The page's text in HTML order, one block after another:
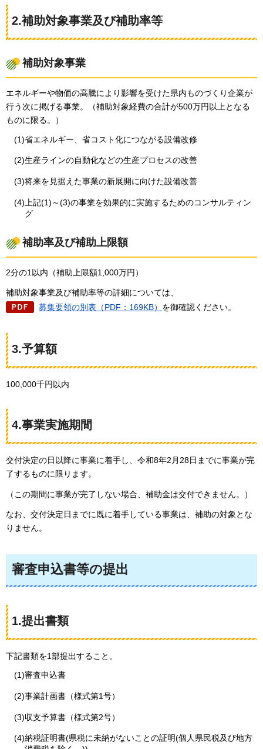
2.補助対象事業及び補助率等
補助対象事業
エネルギーや物価の高騰により影響を受けた県内ものづくり企業が
行う次に掲げる事業。（補助対象経費の合計が500万円以上となる
ものに限る。）
(1)省エネルギー、省コスト化につながる設備改修
(2)生産ラインの自動化などの生産プロセスの改善
(3)将来を見据えた事業の新展開に向けた設備改善
(4)上記(1)～(3)の事業を効果的に実施するためのコンサルティン
グ
補助率及び補助上限額
2分の1以内（補助上限額1,000万円）
補助対象事業及び補助率等の詳細については、
募集要領の別表（PDF：169KB） を御確認ください。
3.予算額
100,000千円以内
4.事業実施期間
交付決定の日以降に事業に着手し、令和8年2月28日までに事業が完
了するものに限ります。
（この期間に事業が完了しない場合、補助金は交付できません。）
なお、交付決定日までに既に着手している事業は、補助の対象とな
りません。
審査申込書等の提出
1.提出書類
下記書類を1部提出すること。
(1)審査申込書
(2)事業計画書（様式第1号）
(3)収支予算書（様式第2号）
(4)納税証明書(県税に未納がないことの証明(個人県民税及び地方